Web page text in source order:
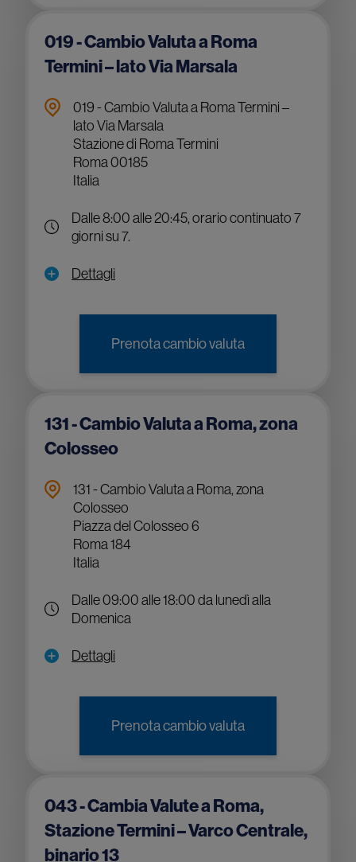
019 - Cambio Valuta a Roma
Termini – lato Via Marsala
019 - Cambio Valuta a Roma Termini –
lato Via Marsala
Stazione di Roma Termini
Roma 00185
Italia
Dalle 8:00 alle 20:45, orario continuato 7
giorni su 7.
Dettagli
Prenota cambio valuta
131 - Cambio Valuta a Roma, zona
Colosseo
131 - Cambio Valuta a Roma, zona
Colosseo
Piazza del Colosseo 6
Roma 184
Italia
Dalle 09:00 alle 18:00 da lunedì alla
Domenica
Dettagli
Prenota cambio valuta
043 - Cambia Valute a Roma,
Stazione Termini – Varco Centrale,
binario 13